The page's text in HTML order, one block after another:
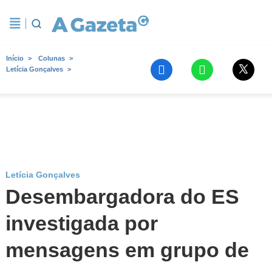
Início
Colunas
Letícia Gonçalves
Letícia Gonçalves
Desembargadora do ES
investigada por
mensagens em grupo de